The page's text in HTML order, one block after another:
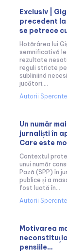
Exclusiv |
precedent la
se petrece
Hotărârea lui
semnificativă
rezultate
reguli stricte
subliniind
jucători....
Autorii
Un număr
jurnaliști în
Care este
Contextul
unui număr
Pază (SPP) în
publice și a
fost luată în...
Autorii
Motivarea
pensiile…